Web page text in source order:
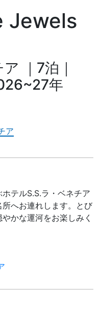
Jewels
｜7泊｜
年
ア
テルS.S.ラ・ベネチア
へお連れします。とび
かな運河をお楽しみく